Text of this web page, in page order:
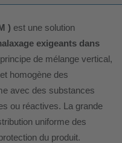
) est une solution
exigeants dans
de mélange vertical,
homogène des
avec des substances
ou réactives. La grande
uniforme des
du produit.